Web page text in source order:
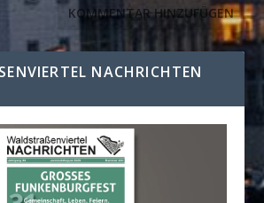
NACHRICHTEN A